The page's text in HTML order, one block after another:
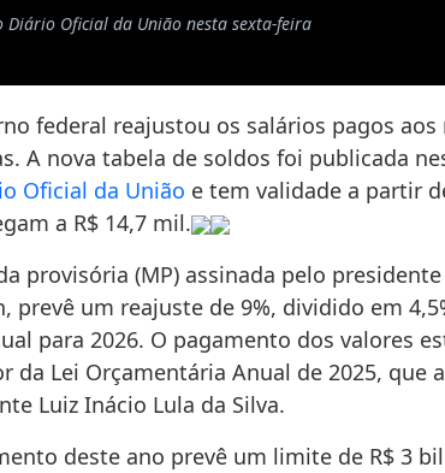
Oficial da União nesta sexta-feira
federal reajustou os salários pagos aos
A nova tabela de soldos foi publicada
Oficial da União e tem validade a partir
a R$ 14,7 mil.
provisória (MP) assinada pelo
prevê um reajuste de 9%, dividido em
para 2026. O pagamento dos valores
da Lei Orçamentária Anual de 2025, que
Luiz Inácio Lula da Silva.
deste ano prevê um limite de R$ 3